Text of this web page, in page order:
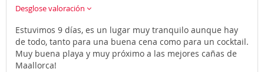
Desglose valoración
Estuvimos 9 días, es un lugar muy tranquilo aunque hay
de todo, tanto para una buena cena como para un cocktail.
Muy buena playa y muy próximo a las mejores cañas de
Maallorca!